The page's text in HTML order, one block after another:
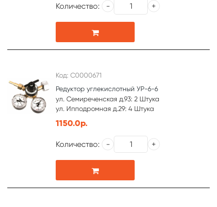
Количество:
Код: С0000671
Редуктор углекислотный УР-6-6
ул. Семиреченская д.93: 2 Штука
ул. Ипподромная д.29: 4 Штука
1150.0р.
Количество: